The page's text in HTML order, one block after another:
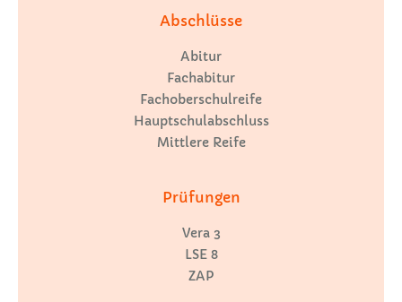
Abschlüsse
Abitur
Fachabitur
Fachoberschulreife
Hauptschulabschluss
Mittlere Reife
Prüfungen
Vera 3
LSE 8
ZAP